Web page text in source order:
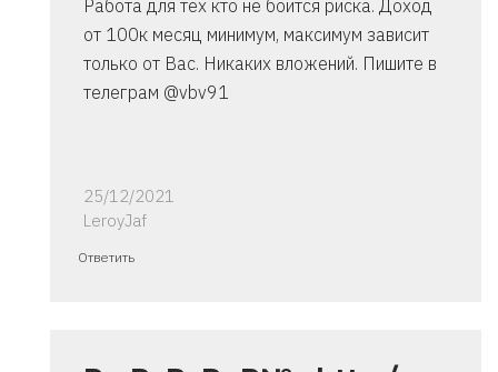
Работа для тех кто не боится риска. Доход
от 100к месяц минимум, максимум зависит
только от Вас. Никаких вложений. Пишите в
телеграм @vbv91
25/12/2021
LeroyJaf
Ответ
Ответить